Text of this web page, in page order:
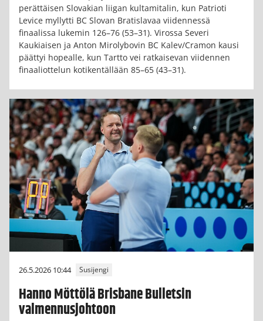
perättäisen Slovakian liigan kultamitalin, kun Patrioti
Levice myllytti BC Slovan Bratislavaa viidennessä
finaalissa lukemin 126–76 (53–31). Virossa Severi
Kaukiaisen ja Anton Mirolybovin BC Kalev/Cramon kausi
päättyi hopealle, kun Tartto vei ratkaisevan viidennen
finaaliottelun kotikentällään 85–65 (43–31).
26.5.2026 10:44 Susijengi
Hanno Möttölä Brisbane Bulletsin
valmennusjohtoon